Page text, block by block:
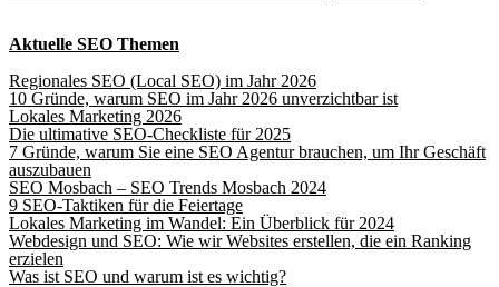
Aktuelle SEO Themen
Regionales SEO (Local SEO) im Jahr 2026
10 Gründe, warum SEO im Jahr 2026 unverzichtbar ist
Lokales Marketing 2026
Die ultimative SEO-Checkliste für 2025
7 Gründe, warum Sie eine SEO Agentur brauchen, um Ihr Geschäft
auszubauen
SEO Mosbach – SEO Trends Mosbach 2024
9 SEO-Taktiken für die Feiertage
Lokales Marketing im Wandel: Ein Überblick für 2024
Webdesign und SEO: Wie wir Websites erstellen, die ein Ranking
erzielen
Was ist SEO und warum ist es wichtig?